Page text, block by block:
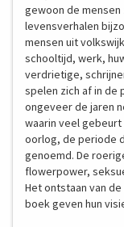
gewoon de mensen
levensverhalen
mensen uit
schooltijd, werk,
verdrietige,
spelen zich af in de
ongeveer de jaren
waarin veel
oorlog, de periode
genoemd. De
flowerpower,
Het ontstaan van
boek geven hun